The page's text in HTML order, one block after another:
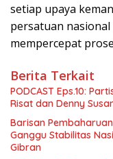
setiap upaya
persatuan nasional
mempercepat
Berita Terkait
PODCAST Eps.10:
Risat dan Denny
Barisan
Ganggu Stabilitas
Gibran